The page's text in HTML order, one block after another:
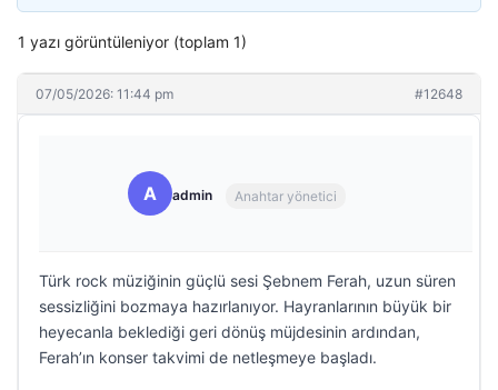
1 yazı görüntüleniyor (toplam 1)
07/05/2026: 11:44 pm #12648
A admin Anahtar yönetici
Türk rock müziğinin güçlü sesi Şebnem Ferah, uzun süren
sessizliğini bozmaya hazırlanıyor. Hayranlarının büyük bir
heyecanla beklediği geri dönüş müjdesinin ardından,
Ferah’ın konser takvimi de netleşmeye başladı.